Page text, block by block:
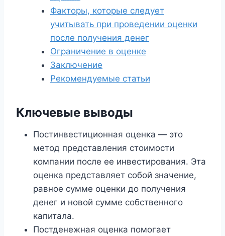
Факторы, которые следует
учитывать при проведении оценки
после получения денег
Ограничение в оценке
Заключение
Рекомендуемые статьи
Ключевые выводы
Постинвестиционная оценка — это
метод представления стоимости
компании после ее инвестирования. Эта
оценка представляет собой значение,
равное сумме оценки до получения
денег и новой сумме собственного
капитала.
Постденежная оценка помогает